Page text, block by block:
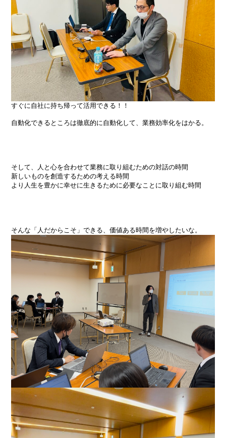
すぐに自社に持ち帰って活用できる！！
自動化できるところは徹底的に自動化して、業務効率化をはかる。
そして、人と心を合わせて業務に取り組むための対話の時間
新しいものを創造するための考える時間
より人生を豊かに幸せに生きるために必要なことに取り組む時間
そんな「人だからこそ」できる、価値ある時間を増やしたいな。